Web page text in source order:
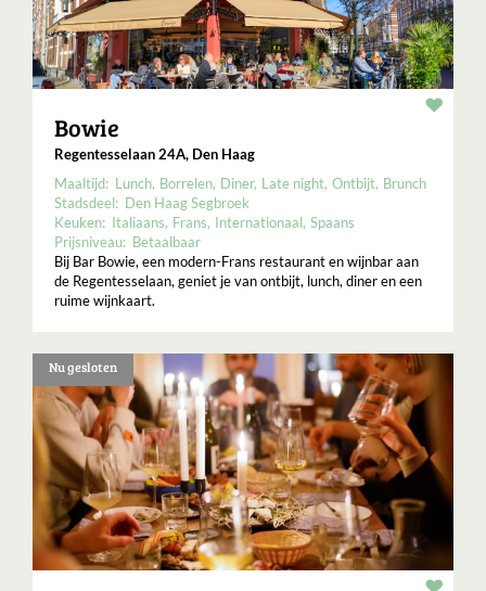
Bowie
Regentesselaan 24A, Den Haag
Maaltijd: Lunch Borrelen Diner Late night Ontbijt Brunch
Stadsdeel: Den Haag Segbroek
Keuken: Italiaans Frans Internationaal Spaans
Prijsniveau: Betaalbaar
Bij Bar Bowie, een modern-Frans restaurant en wijnbar aan
de Regentesselaan, geniet je van ontbijt, lunch, diner en een
ruime wijnkaart.
Nu gesloten